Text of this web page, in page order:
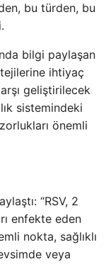
bu türden, bu
bilgi paylaşan
ihtiyaç
geliştirilecek
sistemindeki
önemli
“RSV, 2
enfekte eden
nokta, sağlıklı
veya